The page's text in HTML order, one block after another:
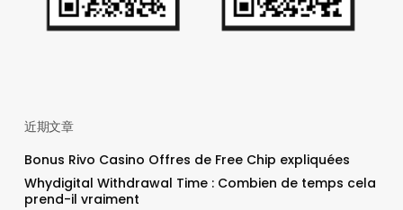
近期文章
Bonus Rivo Casino Offres de Free Chip expliquées
Whydigital Withdrawal Time : Combien de temps cela
prend-il vraiment